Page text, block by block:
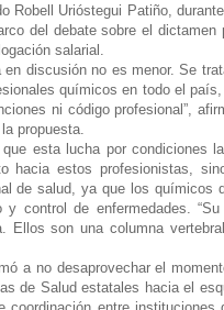
Robell Urióstegui Patiño,
del debate sobre el
salarial.
en discusión no es menor. Se
químicos en todo el
ni código profesional”,
propuesta.
esta lucha por condiciones
hacia estos profesionistas,
de salud, ya que los químicos
y control de enfermedades.
Ellos son una columna
a no desaprovechar el
de Salud estatales hacia el